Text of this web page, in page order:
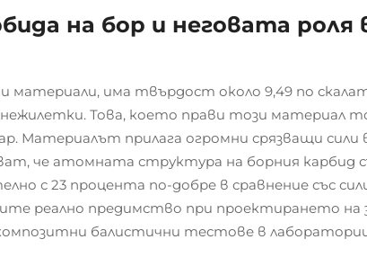
на бор и неговата роля
материали, има твърдост около 9,49 по
Това, което прави този материал
Материалът прилага огромни срязващи сили
че атомната структура на борния
с 23 процента по-добре в сравнение със
реално предимство при проектирането
балистични тестове в